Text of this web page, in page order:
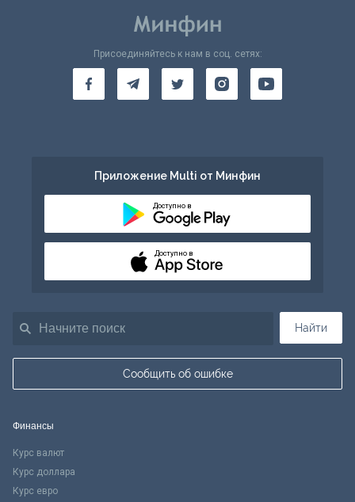
Найти
Сообщить об ошибке
Присоединяйтесь к нам в соц. сетях:
Приложение Multi от Минфин
Доступно в
Доступно в
Финансы
Курс валют
Курс доллара
Курс евро